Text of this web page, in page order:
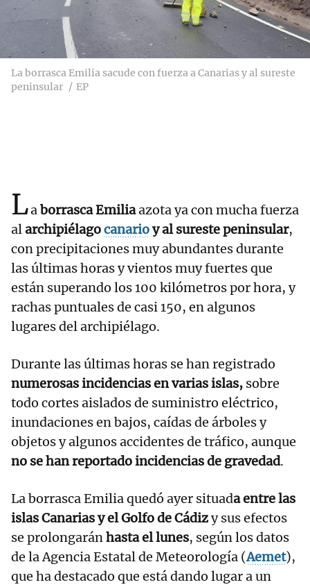
La borrasca Emilia sacude con fuerza a Canarias y al sureste
peninsular
EP
Laborrasca Emiliaazota ya con mucha fuerza
alarchipiélagocanarioy al sureste peninsular,
con precipitaciones muy abundantes durante
las últimas horas y vientos muy fuertes que
están superando los 100 kilómetros por hora, y
rachas puntuales de casi 150, en algunos
lugares del archipiélago.
Durante las últimas horas se han registrado
numerosas incidencias en varias islas, sobre
todo cortes aislados de suministro eléctrico,
inundaciones en bajos, caídas de árboles y
objetos y algunos accidentes de tráfico, aunque
no se han reportado incidencias de gravedad.
La borrasca Emilia quedó ayer situada entre las
islas Canarias y el Golfo de Cádizy sus efectos
se prolongaránhasta el lunes, según los datos
de la Agencia Estatal de Meteorología (Aemet),
que ha destacado que está dando lugar a un